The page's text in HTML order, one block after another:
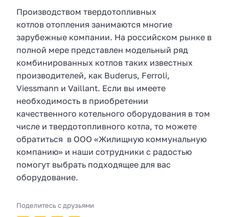
Производством твердотопливных
котлов отопления занимаются многие
зарубежные компании. На российском рынке в
полной мере представлен модельный ряд
комбинированных котлов таких известных
производителей, как Buderus, Ferroli,
Viessmann и Vaillant. Если вы имеете
необходимость в приобретении
качественного котельного оборудования в том
числе и твердотопливного котла, то можете
обратиться в ООО «Жилищную коммунальную
компанию» и наши сотрудники с радостью
помогут выбрать подходящее для вас
оборудование.
Поделитесь с друзьями